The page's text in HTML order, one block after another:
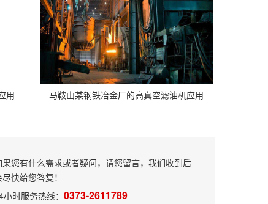
用 马鞍山某钢铁冶金厂的高真空滤油机应用
果您有什么需求或者疑问，请您留言，我们收到后
快给您答复！
小时服务热线： 0373-2611789